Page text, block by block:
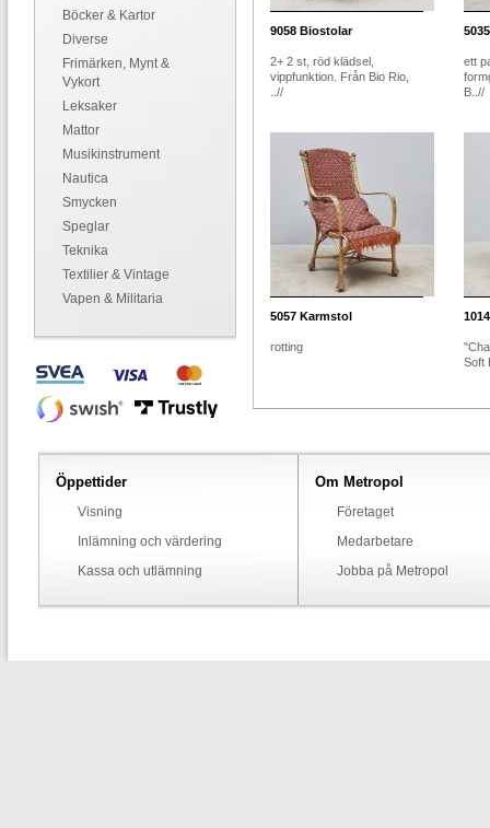
Böcker & Kartor
Diverse
Frimärken, Mynt &
Vykort
Leksaker
Mattor
Musikinstrument
Nautica
Smycken
Speglar
Teknika
Textilier & Vintage
Vapen & Militaria
9058 Biostolar
2+ 2 st, röd klädsel,
vippfunktion. Från Bio Rio,
..//
5035
ett
B..//
5057 Karmstol
rotting
1014
Soft
Öppettider
Visning
Inlämning och värdering
Kassa och utlämning
Om Metropol
Företaget
Medarbetare
Jobba på Metropol